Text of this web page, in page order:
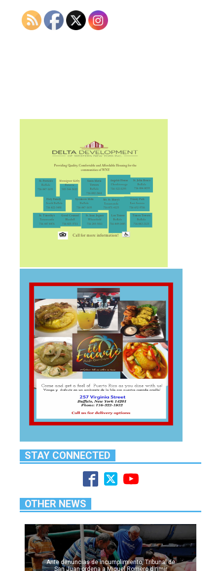
STAY CONNECTED
OTHER NEWS
Ante denuncias de incumplimiento, Tribunal de
San Juan ordena a Miguel Romero dirimir